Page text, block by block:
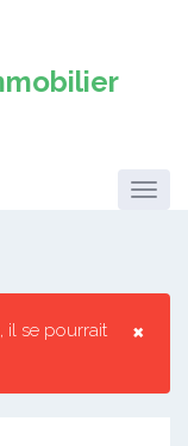
×
, il se pourrait